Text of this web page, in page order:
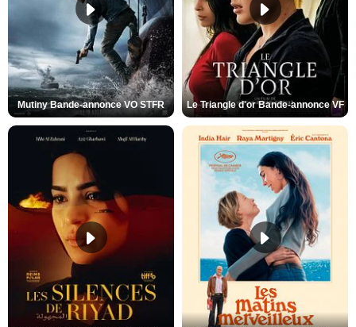
Mutiny Bande-annonce VO STFR Le Triangle d'or Bande-annonce VF